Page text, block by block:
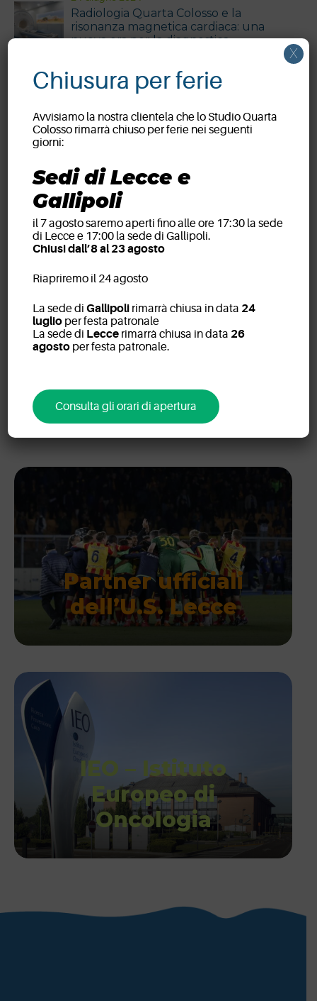
Radiologia Quarta Colosso e la
risonanza magnetica cardiaca: una
nuova era per la diagnostica
21 Settembre 2023
insieme nella lotta contro il cancro
Un anno in più di passione e
impegno: l’Unione Sportiva Lecce
riconferma lo staff medico dello
Studio Radiologico Quarta
Colosso
Tag
assistenza medica calcio
assistenza radiologica sportiva
IEO
Istituto Europeo di Oncologia
lotta contro il cancro
Partner
risonanza magnetica
risonanza magnetica cardiaca
Unione Sportiva Lecce
US Lecce
Partner ufficiali
dell’U.S. Lecce
IEO – Istituto
Europeo di
Oncologia
Chiusura per ferie
Avvisiamo la nostra clientela che lo Studio Quarta
Colosso rimarrà chiuso per ferie nei seguenti
giorni:
Sedi di Lecce e
Gallipoli
il 7 agosto saremo aperti fino alle ore 17:30 la sede
di Lecce e 17:00 la sede di Gallipoli.
Chiusi dall’8 al 23 agosto
Riapriremo il 24 agosto
La sede diGallipoli rimarrà chiusa in data 24
luglio per festa patronale
La sede di Lecce rimarrà chiusa in data 26
agosto per festa patronale.
Consulta gli orari di apertura
X